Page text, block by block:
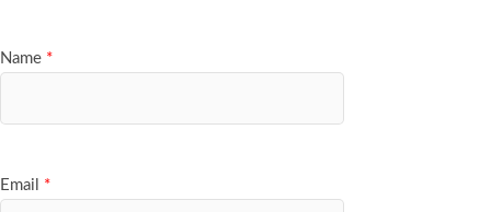
Name *
Email *